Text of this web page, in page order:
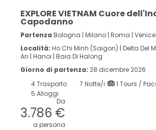
EXPLORE VIETNAM Cuore
Capodanno
Partenza Bologna | Milano | Roma | Venice
Località: Ho Chi Minh (Saigon) | Delta Del
An | Hanoi | Baia Di Halong
Giorno di partenza: 28 dicembre 2026
4Trasporto 7 Notte/i
1 Tours /
5 Alloggi
Da
3.786 €
a persona